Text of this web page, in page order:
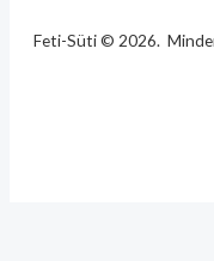
Feti-Süti © 2026.